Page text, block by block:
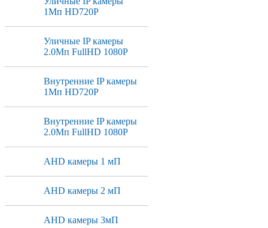
1Мп HD720P
Уличные IP камеры
2.0Мп FullHD 1080P
Внутренние IP камеры
1Мп HD720P
Внутренние IP камеры
2.0Мп FullHD 1080P
AHD камеры 1 мП
AHD камеры 2 мП
AHD камеры 3мП